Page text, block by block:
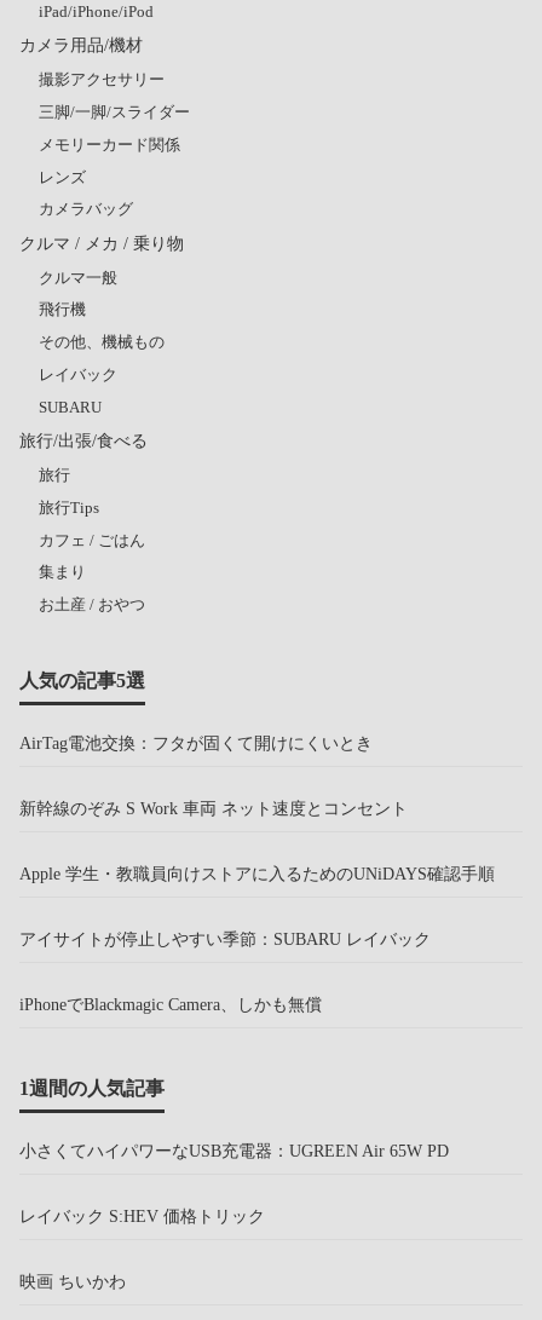
iPad/iPhone/iPod
カメラ用品/機材
撮影アクセサリー
三脚/一脚/スライダー
メモリーカード関係
レンズ
カメラバッグ
クルマ / メカ / 乗り物
クルマ一般
飛行機
その他、機械もの
レイバック
SUBARU
旅行/出張/食べる
旅行
旅行Tips
カフェ / ごはん
集まり
お土産 / おやつ
人気の記事5選
AirTag電池交換：フタが固くて開けにくいとき
新幹線のぞみ S Work 車両 ネット速度とコンセント
Apple 学生・教職員向けストアに入るためのUNiDAYS確認手順
アイサイトが停止しやすい季節：SUBARU レイバック
iPhoneでBlackmagic Camera、しかも無償
1週間の人気記事
小さくてハイパワーなUSB充電器：UGREEN Air 65W PD
レイバック S:HEV 価格トリック
映画 ちいかわ